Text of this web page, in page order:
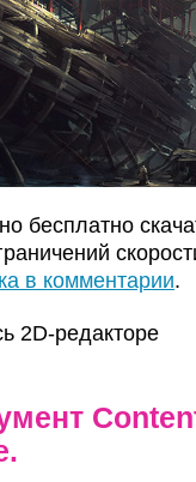
бесплатно
в комментарии.
2D-редакторе